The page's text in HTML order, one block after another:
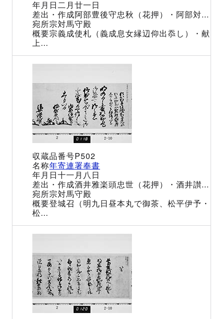
二月廿一日
阿部豊後守忠秋（花押）・阿部対...
宗対馬守殿
宗義成使札（義成息女縁辺仰出忝し）・献
上...
P502
年寄連署奉書
十一月八日
酒井雅楽頭忠世（花押）・酒井讃...
宗対馬守殿
登城召（明九日昼本丸で御茶、松平伊予・
松...